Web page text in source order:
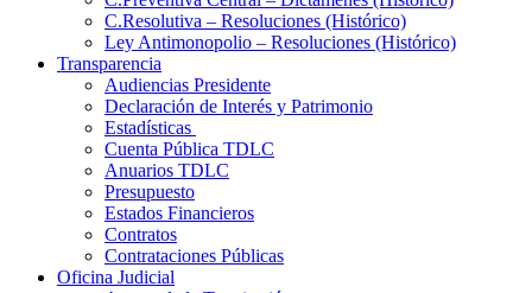
C.Resolutiva – Resoluciones (Histórico)
Ley Antimonopolio – Resoluciones (Histórico)
Transparencia
Audiencias Presidente
Declaración de Interés y Patrimonio
Estadísticas
Cuenta Pública TDLC
Anuarios TDLC
Presupuesto
Estados Financieros
Contratos
Contrataciones Públicas
Oficina Judicial